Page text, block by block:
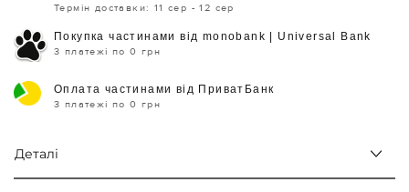
Термін доставки: 11 сер - 12 сер
Покупка частинами від monobank | Universal Bank
3 платежі по 0 грн
Оплата частинами від ПриватБанк
3 платежі по 0 грн
Деталі